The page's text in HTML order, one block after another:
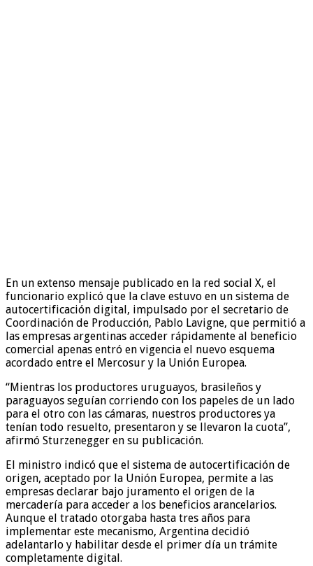
En un extenso mensaje publicado en la red social X, el
funcionario explicó que la clave estuvo en un sistema de
autocertificación digital, impulsado por el secretario de
Coordinación de Producción, Pablo Lavigne, que permitió a
las empresas argentinas acceder rápidamente al beneficio
comercial apenas entró en vigencia el nuevo esquema
acordado entre el Mercosur y la Unión Europea.
“Mientras los productores uruguayos, brasileños y
paraguayos seguían corriendo con los papeles de un lado
para el otro con las cámaras, nuestros productores ya
tenían todo resuelto, presentaron y se llevaron la cuota”,
afirmó Sturzenegger en su publicación.
El ministro indicó que el sistema de autocertificación de
origen, aceptado por la Unión Europea, permite a las
empresas declarar bajo juramento el origen de la
mercadería para acceder a los beneficios arancelarios.
Aunque el tratado otorgaba hasta tres años para
implementar este mecanismo, Argentina decidió
adelantarlo y habilitar desde el primer día un trámite
completamente digital.